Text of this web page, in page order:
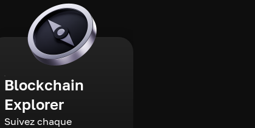
Blockchain
Explorer
Suivez chaque